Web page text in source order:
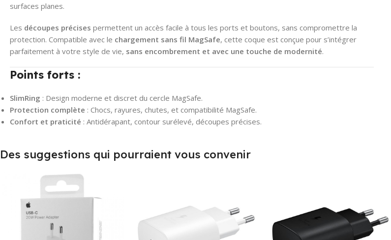
surfaces planes.
Les découpes précises permettent un accès facile à tous les ports et boutons, sans compromettre la
protection. Compatible avec le chargement sans fil MagSafe, cette coque est conçue pour s’intégrer
parfaitement à votre style de vie, sans encombrement et avec une touche de modernité.
Points forts :
SlimRing : Design moderne et discret du cercle MagSafe.
Protection complète : Chocs, rayures, chutes, et compatibilité MagSafe.
Confort et praticité : Antidérapant, contour surélevé, découpes précises.
Des suggestions qui pourraient vous convenir